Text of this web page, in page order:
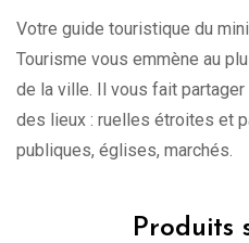
Votre guide touristique du
Tourisme vous emmène au
de la ville. Il vous fait
des lieux : ruelles étroites et
publiques, églises, marchés.
Produits